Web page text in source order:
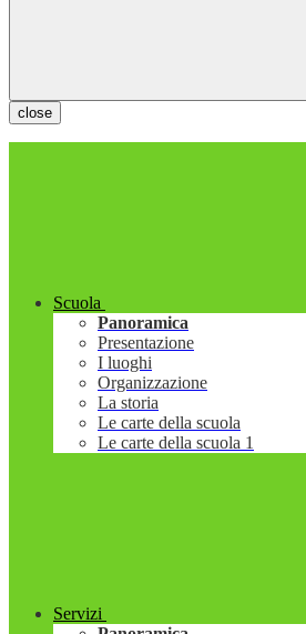
close
Scuola
Panoramica
Presentazione
I luoghi
Organizzazione
La storia
Le carte della scuola
Le carte della scuola 1
Servizi